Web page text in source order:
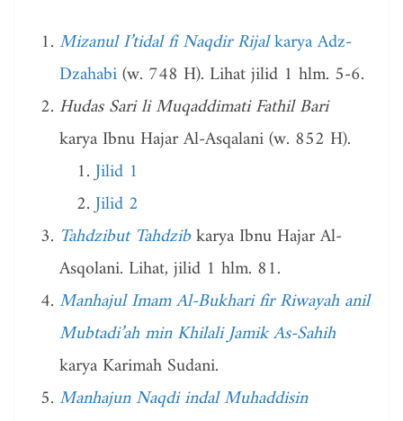
Mizanul I’tidal fi Naqdir Rijalkarya Adz-
Dzahabi(w. 748 H). Lihat jilid 1 hlm. 5-6.
Hudas Sari li Muqaddimati Fathil Bari
karya Ibnu Hajar Al-Asqalani (w. 852 H).
Jilid 1
Jilid 2
Tahdzibut Tahdzibkarya Ibnu Hajar Al-
Asqolani. Lihat, jilid 1 hlm. 81.
Manhajul Imam Al-Bukhari fir Riwayah anil
Mubtadi’ah min Khilali Jamik As-Sahih
karya Karimah Sudani.
Manhajun Naqdi indal Muhaddisin